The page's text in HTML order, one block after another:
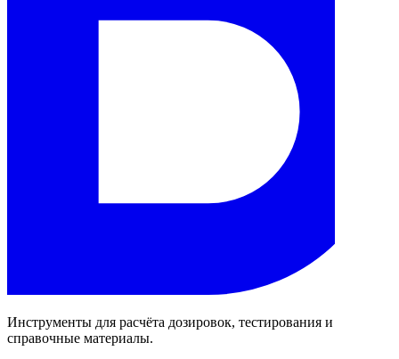
Инструменты для расчёта дозировок, тестирования и
справочные материалы.